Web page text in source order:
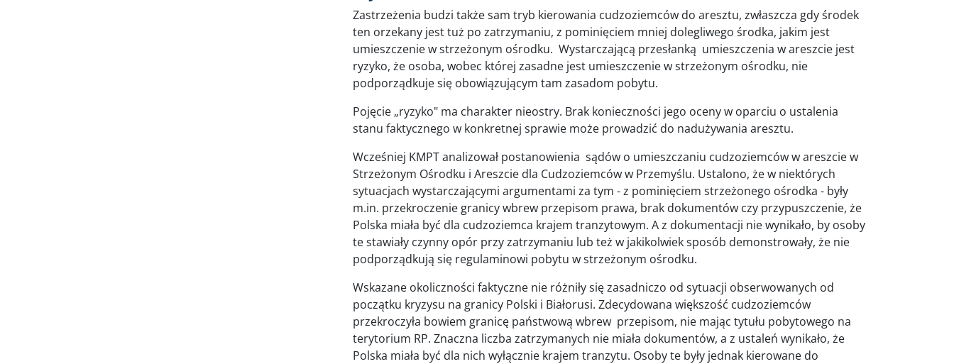
Zastrzeżenia budzi także sam tryb kierowania cudzoziemców do aresztu, zwłaszcza gdy środek
ten orzekany jest tuż po zatrzymaniu, z pominięciem mniej dolegliwego środka, jakim jest
umieszczenie w strzeżonym ośrodku. Wystarczającą przesłanką umieszczenia w areszcie jest
ryzyko, że osoba, wobec której zasadne jest umieszczenie w strzeżonym ośrodku, nie
podporządkuje się obowiązującym tam zasadom pobytu.
Pojęcie „ryzyko" ma charakter nieostry. Brak konieczności jego oceny w oparciu o ustalenia
stanu faktycznego w konkretnej sprawie może prowadzić do nadużywania aresztu.
Wcześniej KMPT analizował postanowienia sądów o umieszczaniu cudzoziemców w areszcie w
Strzeżonym Ośrodku i Areszcie dla Cudzoziemców w Przemyślu. Ustalono, że w niektórych
sytuacjach wystarczającymi argumentami za tym - z pominięciem strzeżonego ośrodka - były
m.in. przekroczenie granicy wbrew przepisom prawa, brak dokumentów czy przypuszczenie, że
Polska miała być dla cudzoziemca krajem tranzytowym. A z dokumentacji nie wynikało, by osoby
te stawiały czynny opór przy zatrzymaniu lub też w jakikolwiek sposób demonstrowały, że nie
podporządkują się regulaminowi pobytu w strzeżonym ośrodku.
Wskazane okoliczności faktyczne nie różniły się zasadniczo od sytuacji obserwowanych od
początku kryzysu na granicy Polski i Białorusi. Zdecydowana większość cudzoziemców
przekroczyła bowiem granicę państwową wbrew przepisom, nie mając tytułu pobytowego na
terytorium RP. Znaczna liczba zatrzymanych nie miała dokumentów, a z ustaleń wynikało, że
Polska miała być dla nich wyłącznie krajem tranzytu. Osoby te były jednak kierowane do